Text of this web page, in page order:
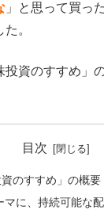
」と思って買っ
。
投資のすすめ」
目次
資のすすめ」の概要
マに、持続可能な